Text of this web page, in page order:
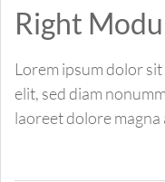
Right
Lorem ipsum dolor
elit, sed diam
laoreet dolore